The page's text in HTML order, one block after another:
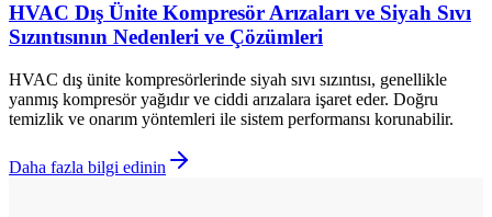
HVAC Dış Ünite Kompresör Arızaları ve Siyah Sıvı
Sızıntısının Nedenleri ve Çözümleri
HVAC dış ünite kompresörlerinde siyah sıvı sızıntısı, genellikle
yanmış kompresör yağıdır ve ciddi arızalara işaret eder. Doğru
temizlik ve onarım yöntemleri ile sistem performansı korunabilir.
Daha fazla bilgi edinin